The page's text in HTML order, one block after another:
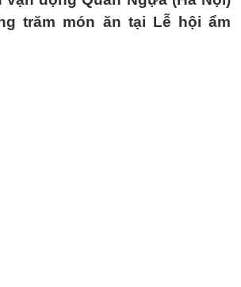
trăm món ăn tại Lễ hội ẩm